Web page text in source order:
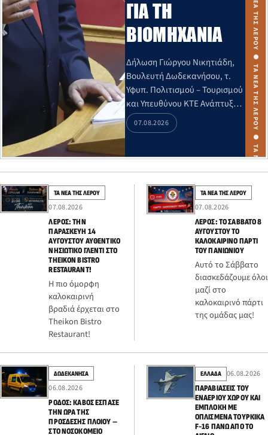
ΓΙΑ ΤΗ
ΒΙΟΜΗΧΑΝΊΑ
Δήλωση Γιώργου Νικητιάδη,
Βουλευτή Δωδεκανήσου, τ.
Υφυπ. Πολιτισμού – Τουρισμού
και Υπευθύνου ΚΤΕ Ανάπτυξης
ΠΑΣΟΚ, για τις κυβερνητικές
εξαγγελίες για τη βιομηχανία
Πρωθυπουργός – Υπ.…
07.08.2026
ΤΑ ΝΕΑ ΤΗΣ ΛΕΡΟΥ
07.08.2026
ΛΈΡΟΣ: ΤΗΝ
ΠΑΡΑΣΚΕΥΉ 14
ΑΥΓΟΎΣΤΟΥ ΑΥΘΕΝΤΙΚΌ
ΝΗΣΙΏΤΙΚΟ ΓΛΈΝΤΙ ΣΤΟ
THEIKON BISTRO
RESTAURANT!
Η πιο όμορφη
καλοκαιρινή
βραδιά έρχεται στο
Theikon Bistro
Restaurant!
ΤΑ ΝΕΑ ΤΗΣ ΛΕΡΟΥ
07.08.2026
ΛΈΡΟΣ: ΤΟ ΣΆΒΒΑΤΟ 8
ΑΥΓΟΎΣΤΟΥ ΤΟ
ΚΑΛΟΚΑΙΡΙΝΌ ΠΆΡΤΙ
ΤΟΥ ΠΑΝΙΩΝΊΟΥ
Αυτό το Σάββατο
διασκεδάζουμε όλοι
μαζί στο
καλοκαιρινό πάρτι
της ομάδας μας!
ΔΩΔΕΚΑΝΗΣΑ
06.08.2026
ΡΌΔΟΣ: ΚΆΒΟΣ ΈΣΠΑΣΕ
ΤΗΝ ΏΡΑ ΤΗΣ
ΠΡΌΣΔΕΣΗΣ ΠΛΟΊΟΥ –
ΣΤΟ ΝΟΣΟΚΟΜΕΊΟ
ΕΛΛΑΔΑ 06.08.2026
ΠΑΡΑΒΙΆΣΕΙΣ ΤΟΥ
ΕΝΑΈΡΙΟΥ ΧΏΡΟΥ ΚΑΙ
ΕΜΠΛΟΚΉ ΜΕ
ΟΠΛΙΣΜΈΝΑ ΤΟΥΡΚΙΚΆ
F-16 ΠΆΝΩ ΑΠΌ ΤΟ